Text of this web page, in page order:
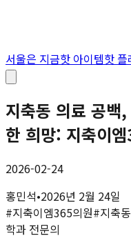
서울은 지금핫 아이템핫 플
지축동 의료 공백
한 희망: 지축이
2026-02-24
홍민석•2026년 2월 24일
#지축이엠365의원#지축
학과 전문의